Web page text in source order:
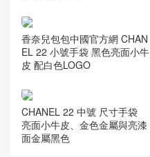
香奈兒包包中國官方網 CHAN
EL 22 小號手袋 黑色亮面小牛
皮 配白色LOGO
CHANEL 22 中號 尺寸手袋
亮面小牛皮、金色金屬與亮漆
面金屬黑色